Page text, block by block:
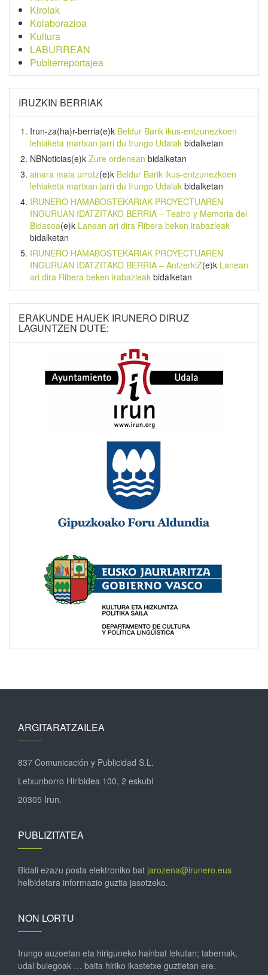
Kirolak
Kolaborazioa
Kultura
LABURREAN
Publierreportajea
IRUZKIN BERRIAK
Irun-za(ha)r-berria(e)k Beldur Barik ikus-entzunezkoen
lehiaketa martxan jarri du Irungo Udalak bidalketan
NBNoticias(e)k Zure ordenean bidalketan
ainara maia urrotz(e)k Beldur Barik ikus-entzunezkoen
lehiaketa martxan jarri du Irungo Udalak bidalketan
IRUNERO HAMABOSTEKARIAK PROYECTUAREN
INGURUAN IDATZITAKO BERRIA – Teatro y Memoria del
Bidasoa(e)k Lanean ari dira Ribera beken irabazleak
bidalketan
IRUNERO HAMABOSTEKARIAK PROYECTUAREN
INGURUAN IDATZITAKO BERRIA – AntzerkiZ(e)k Lanean
ari dira Ribera beken irabazleak bidalketan
ERAKUNDE HAUEK IRUNERO DIRUZ
LAGUNTZEN DUTE:
ARGITARATZAILEA
837 Comunicación y Publicidad S.L.
Letxunborro Hiribidea 100, 2 eskubi
20305 Irun.
PUBLIZITATEA
Bidali ezazu posta elektroniko bat jarozena@irunero.eus
helbidetara informazio guztia jasotzeko.
NON LORTU
Irungo auzoetan eta hiriguneko hainbat lekutan; tabernak,
udal bulegoak … baita hiriko ikastetxe guztietan ere.